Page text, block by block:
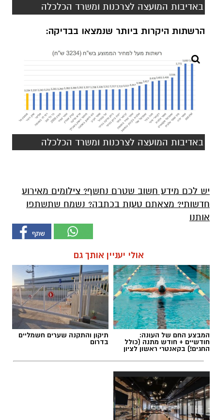
באדיבות המועצה לצרכנות ומשרד הכלכלה
הרשתות היקרות ביותר שנמצאו בבדיקה:
באדיבות המועצה לצרכנות ומשרד הכלכלה
יש לכם מידע חשוב שטרם נחשף? צילומים מאירוע
חדשותי? מצאתם טעות בכתבה? נשמח שתשתפו
אותנו
אולי יעניין אותך גם
המבצע החם של העונה:
חודשיים + חודש מתנה (כולל
החגים!) בקאנטרי ראשון לציון
תיקון והתקנה שערים חשמליים
בדרום